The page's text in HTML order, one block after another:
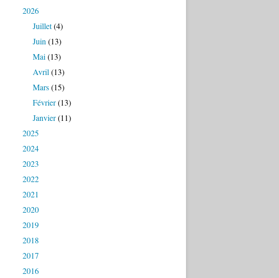
2026
Juillet(4)
Juin (13)
Mai (13)
Avril (13)
Mars(15)
Février(13)
Janvier(11)
2025
2024
2023
2022
2021
2020
2019
2018
2017
2016